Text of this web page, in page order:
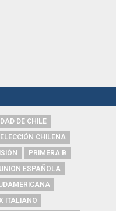
DE CHILE
CHILENA
PRIMERA B
UNIÓN ESPAÑOLA
ITALIANO